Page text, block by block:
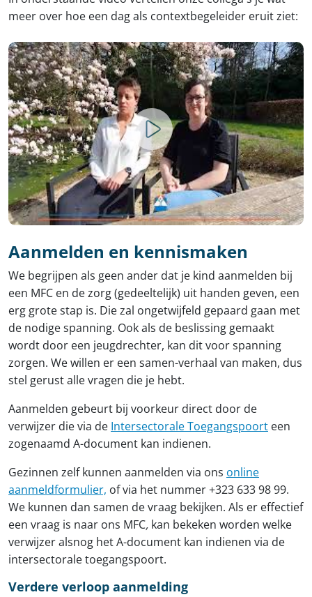
meer over hoe een dag als contextbegeleider eruit ziet:
Aanmelden en kennismaken
We begrijpen als geen ander dat je kind aanmelden bij
een MFC en de zorg (gedeeltelijk) uit handen geven, een
erg grote stap is. Die zal ongetwijfeld gepaard gaan met
de nodige spanning. Ook als de beslissing gemaakt
wordt door een jeugdrechter, kan dit voor spanning
zorgen. We willen er een samen-verhaal van maken, dus
stel gerust alle vragen die je hebt.
Aanmelden gebeurt bij voorkeur direct door de
verwijzer die via de Intersectorale Toegangspoort een
zogenaamd A-document kan indienen.
Gezinnen zelf kunnen aanmelden via ons online
aanmeldformulier, of via het nummer +323 633 98 99.
We kunnen dan samen de vraag bekijken. Als er effectief
een vraag is naar ons MFC, kan bekeken worden welke
verwijzer alsnog het A-document kan indienen via de
intersectorale toegangspoort.
Verdere verloop aanmelding